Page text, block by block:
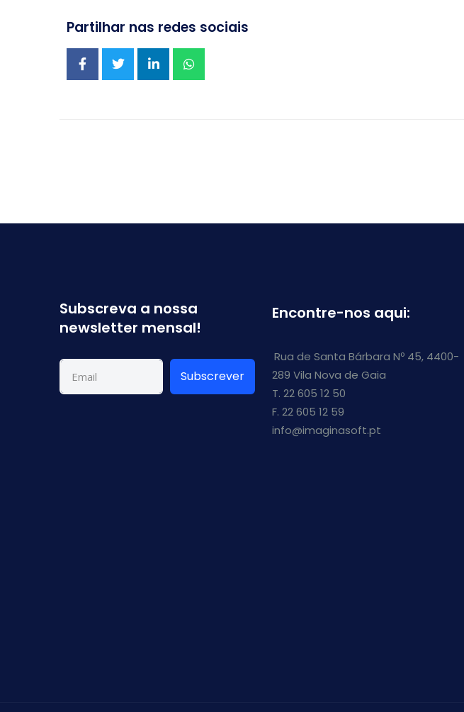
Partilhar nas redes sociais
Subscreva a nossa
newsletter mensal!
Subscrever
Encontre-nos aqui:
Rua de Santa Bárbara Nº 45, 4400-
289 Vila Nova de Gaia
T. 22 605 12 50
F. 22 605 12 59
info@imaginasoft.pt